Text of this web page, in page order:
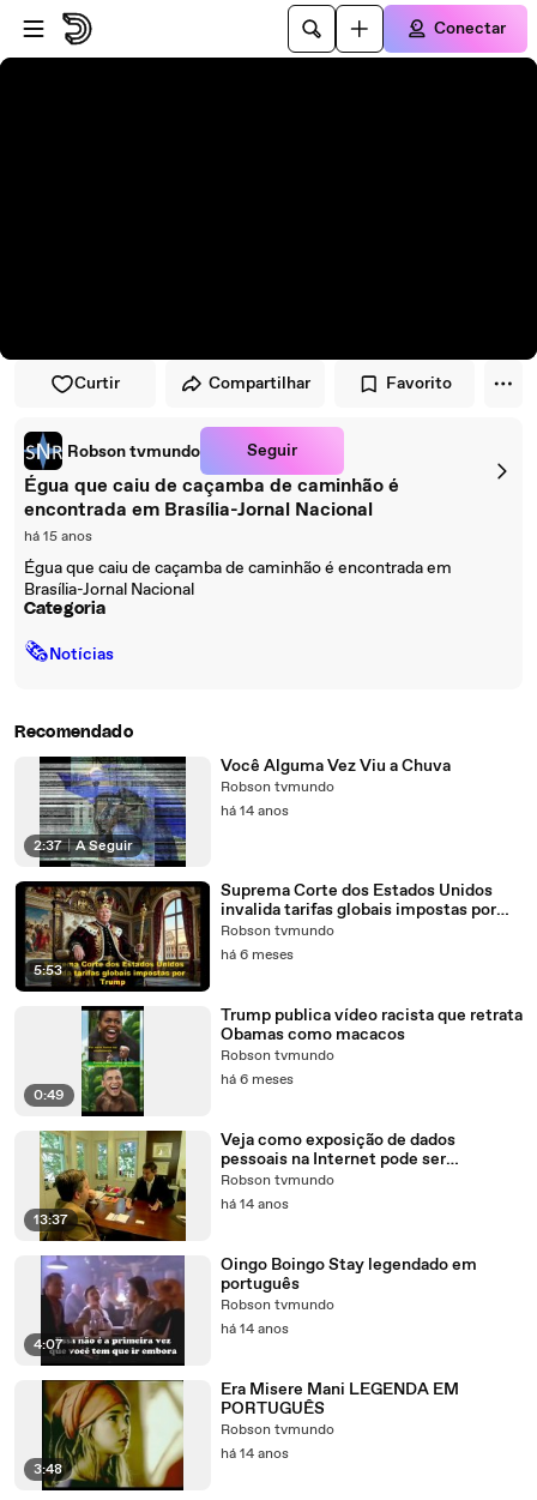
Pular para o player
Ir para o conteúdo principal
Conectar
Curtir Compartilhar Favorito
Robson tvmundo Seguir
Égua que caiu de caçamba de caminhão é
encontrada em Brasília-Jornal Nacional
há 15 anos
Égua que caiu de caçamba de caminhão é encontrada em
Brasília-Jornal Nacional
Categoria
🗞Notícias
Recomendado
2:37 | A Seguir
Você Alguma Vez Viu a Chuva
Robson tvmundo
há 14 anos
5:53
Suprema Corte dos Estados Unidos
invalida tarifas globais impostas por
Trump.
Robson tvmundo
há 6 meses
0:49
Trump publica vídeo racista que retrata
Obamas como macacos
Robson tvmundo
há 6 meses
13:37
Veja como exposição de dados
pessoais na Internet pode ser
prejudicial
Robson tvmundo
há 14 anos
4:07
Oingo Boingo Stay legendado em
português
Robson tvmundo
há 14 anos
3:48
Era Misere Mani LEGENDA EM
PORTUGUÊS
Robson tvmundo
há 14 anos